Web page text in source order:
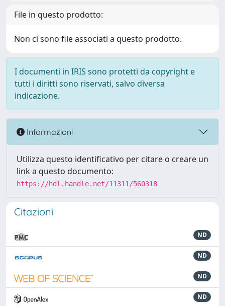
File in questo prodotto:
Non ci sono file associati a questo prodotto.
I documenti in IRIS sono protetti da copyright e
tutti i diritti sono riservati, salvo diversa
indicazione.
Informazioni
Utilizza questo identificativo per citare o creare un
link a questo documento:
https://hdl.handle.net/11311/560318
Citazioni
ND
ND
ND
ND